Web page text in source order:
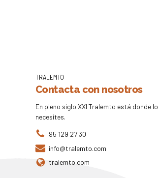
TRALEMTO
Contacta con nosotros
En pleno siglo XXI Tralemto está donde lo
necesites.
95 129 27 30
info@tralemto.com
tralemto.com